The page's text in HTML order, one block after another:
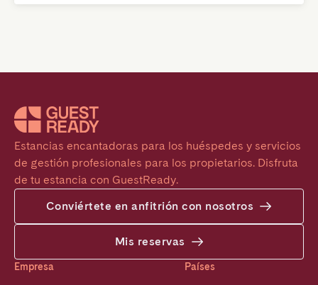
Estancias encantadoras para los huéspedes y servicios
de gestión profesionales para los propietarios. Disfruta
de tu estancia con GuestReady.
Conviértete en anfitrión con nosotros
Mis reservas
Empresa Países